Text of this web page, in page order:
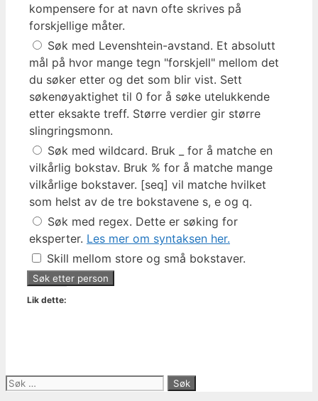
kompensere for at navn ofte skrives på
forskjellige måter.
Søk med Levenshtein-avstand. Et absolutt
mål på hvor mange tegn "forskjell" mellom det
du søker etter og det som blir vist. Sett
søkenøyaktighet til 0 for å søke utelukkende
etter eksakte treff. Større verdier gir større
slingringsmonn.
Søk med wildcard. Bruk _ for å matche en
vilkårlig bokstav. Bruk % for å matche mange
vilkårlige bokstaver. [seq] vil matche hvilket
som helst av de tre bokstavene s, e og q.
Søk med regex. Dette er søking for
eksperter. Les mer om syntaksen her.
Skill mellom store og små bokstaver.
Lik dette:
Søk